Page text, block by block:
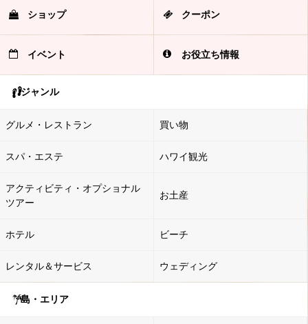
ショップ クーポン
イベント お役立ち情報
ジャンル
グルメ・レストラン 買い物
スパ・エステ ハワイ観光
アクティビティ・オプショナル
ツアー
お土産
ホテル ビーチ
レンタル＆サービス ウェディング
島・エリア